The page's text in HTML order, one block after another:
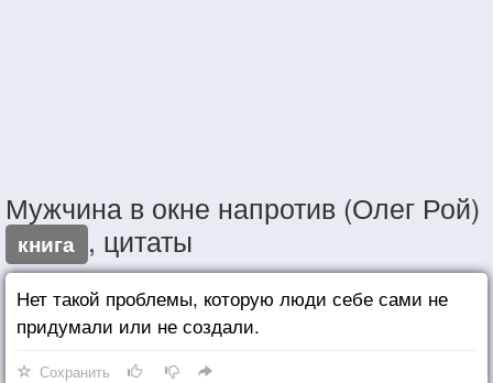
Мужчина в окне напротив (Олег Рой)
книга , цитаты
Нет такой проблемы, которую люди себе сами не
придумали или не создали.
Сохранить